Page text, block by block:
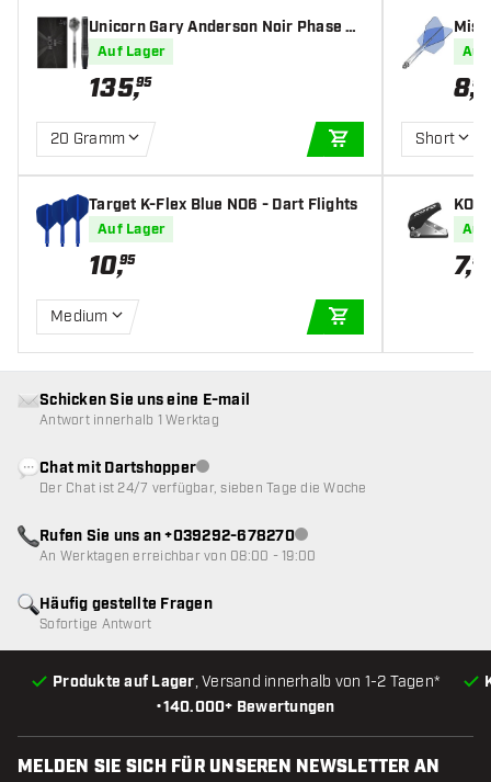
Unicorn Gary Anderson Noir Phase 6
90% - Softdarts
Auf Lager
135,95
20 Gramm
IN DEN
Target K-Flex Blue NO6 - Dart Flights
Auf Lager
10,95
Medium
nt
Auf
8,95
Short
kAuf
7,95
•140.000+ Bewertungen
Produkte auf Lager, Versand innerhalb von 1-2 Tagen*
Häufig gestellte Fragen
Sofortige Antwort
Schicken Sie uns eine E-mail
Antwort innerhalb 1 Werktag
Chat mit DartshopperKundenservice nicht verfügbar
Der Chat ist 24/7 verfügbar, sieben Tage die Woche
Rufen Sie uns an +039292-678270Kundenservice nicht
An Werktagen erreichbar von 08:00 - 19:00
MELDEN SIE SICH FÜR UNSEREN NEWSLETTER AN